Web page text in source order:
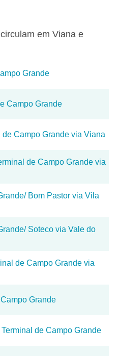
em Viana e
Grande
Campo Grande
Campo Grande via Viana
de Campo Grande via
Bom Pastor via Vila
Soteco via Vale do
de Campo Grande via
Grande
de Campo Grande